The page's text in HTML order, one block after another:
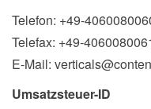
Telefon: +49-
Telefax: +49-
E-Mail:
Umsatzsteuer-ID